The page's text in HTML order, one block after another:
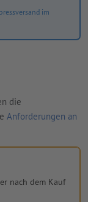
im
die
Anforderungen an
nach dem Kauf